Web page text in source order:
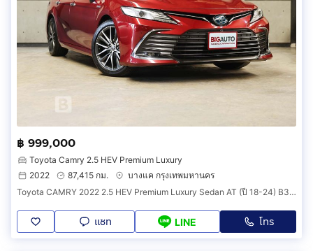
฿ 999,000
Toyota Camry 2.5 HEV Premium Luxury
2022
87,415 กม.
บางแค กรุงเทพมหานคร
Toyota CAMRY 2022 2.5 HEV Premium Luxury Sedan AT (ปี 18-24) B3002
แชท LINE โทร